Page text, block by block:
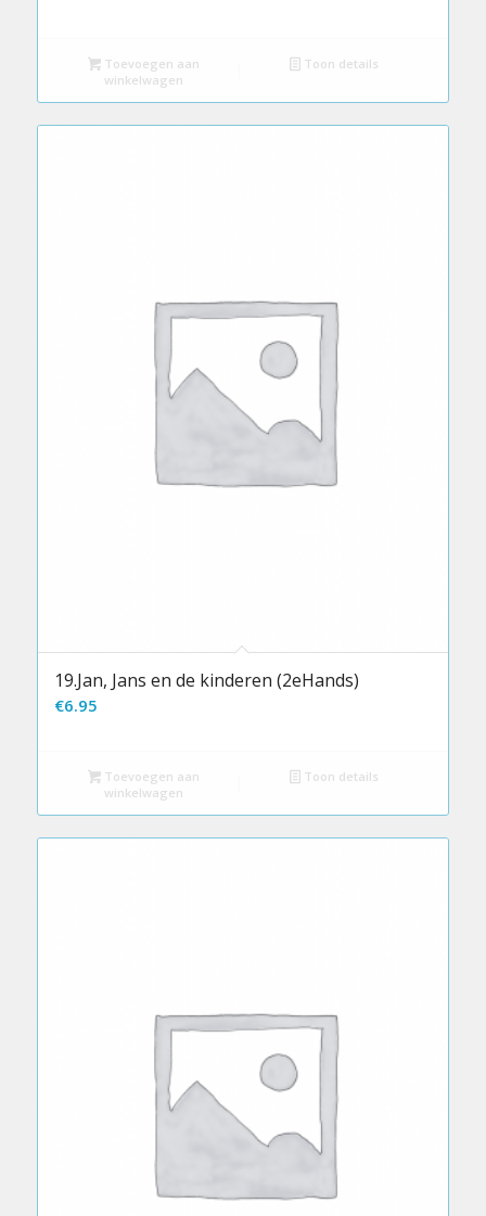
Toevoegen aan
winkelwagen
Toon details
19.Jan, Jans en de kinderen (2eHands)
€6.95
Toevoegen aan
winkelwagen
Toon details